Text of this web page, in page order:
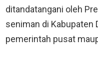
ditandatangani oleh
seniman di Kabupaten
pemerintah pusat